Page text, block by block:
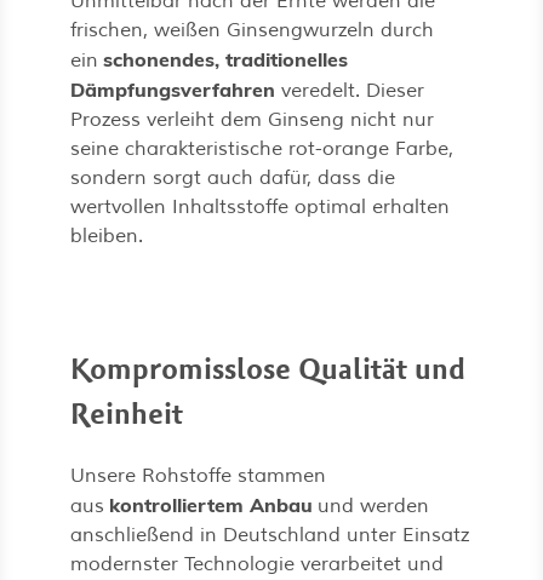
frischen, weißen Ginsengwurzeln durch
ein schonendes, traditionelles
Dämpfungsverfahren veredelt. Dieser
Prozess verleiht dem Ginseng nicht nur
seine charakteristische rot-orange Farbe,
sondern sorgt auch dafür, dass die
wertvollen Inhaltsstoffe optimal erhalten
bleiben.
Kompromisslose Qualität und
Reinheit
Unsere Rohstoffe stammen
aus kontrolliertem Anbau und werden
anschließend in Deutschland unter Einsatz
modernster Technologie verarbeitet und